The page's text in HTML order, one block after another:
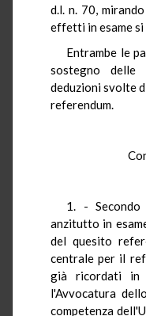
d.l. n. 70,
effetti in esame
Entrambe le
sostegno delle
deduzioni svolte
referendum.
1. -
anzitutto in
del quesito
centrale per il
già ricordati in
l'Avvocatura
competenza